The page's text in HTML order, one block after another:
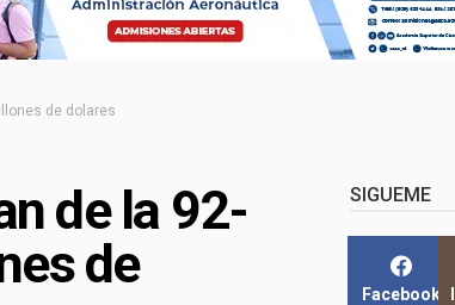
de dolares
de la 92-
de
SIGUEME
Facebook